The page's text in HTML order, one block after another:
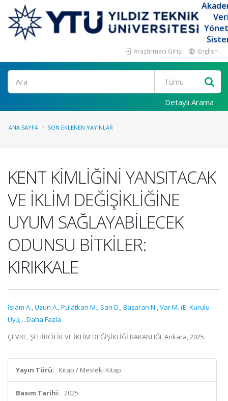
Araştırmacı Girişi English
Ara
Detaylı Arama
ANA SAYFA SON EKLENEN YAYINLAR
KENT KİMLİĞİNİ YANSITACAK
VE İKLİM DEĞİŞİKLİĞİNE
UYUM SAĞLAYABİLECEK
ODUNSU BİTKİLER:
KIRIKKALE
İslam A.,Uzun A.,Pulatkan M., Sarı D.,Başaran N.,Var M. (E. Kurulu
Üy.), ...Daha Fazla
ÇEVRE, ŞEHİRCİLİK VE İKLİM DEĞİŞİKLİĞİ BAKANLIĞI, Ankara, 2025
Yayın Türü: Kitap / Mesleki Kitap
Basım Tarihi: 2025